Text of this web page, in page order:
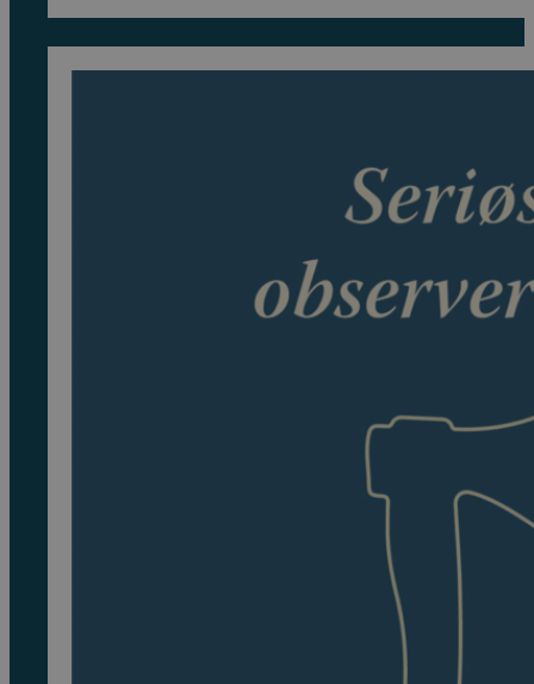
var:
379 kr.
er:
332 kr.